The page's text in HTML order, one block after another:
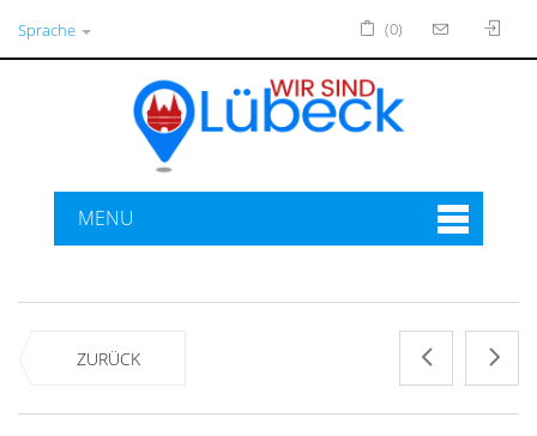
Sprache (0)
MENU
ZURÜCK